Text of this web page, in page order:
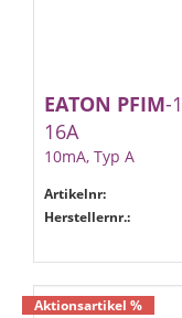
EATON PFIM-
16A
10mA, Typ A
Artikelnr:
Herstellernr.:
Aktionsartikel %